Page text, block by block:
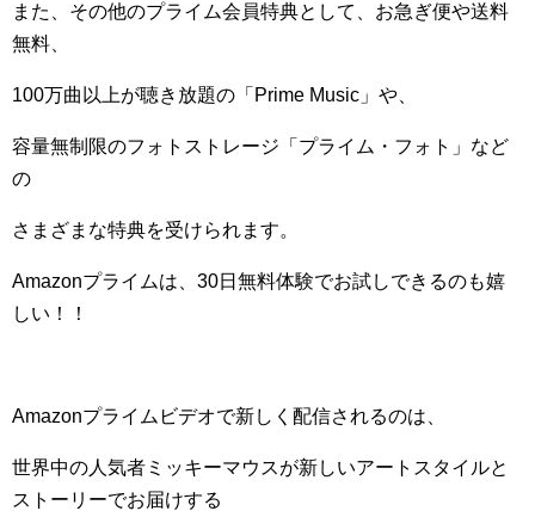
また、その他のプライム会員特典として、お急ぎ便や送料
無料、
100万曲以上が聴き放題の「 Prime Music 」や、
容量無制限のフォトストレージ「プライム・フォト」など
の
さまざまな特典を受けられます。
Amazonプライムは、 30日無料体験でお試しできるのも嬉
しい！！
Amazonプライムビデオで新しく配信されるのは、
世界中の人気者ミッキーマウスが新しいアートスタイルと
ストーリーでお届けする